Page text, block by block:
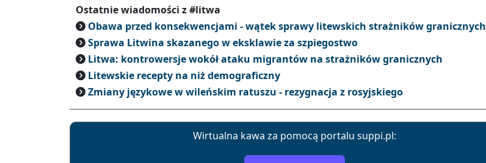
Ostatnie wiadomości z #litwa
Obawa przed konsekwencjami - wątek sprawy litewskich strażników granicznych
Sprawa Litwina skazanego w eksklawie za szpiegostwo
Litwa: kontrowersje wokół ataku migrantów na strażników granicznych
Litewskie recepty na niż demograficzny
Zmiany językowe w wileńskim ratuszu - rezygnacja z rosyjskiego
Wirtualna kawa za pomocą portalu suppi.pl: